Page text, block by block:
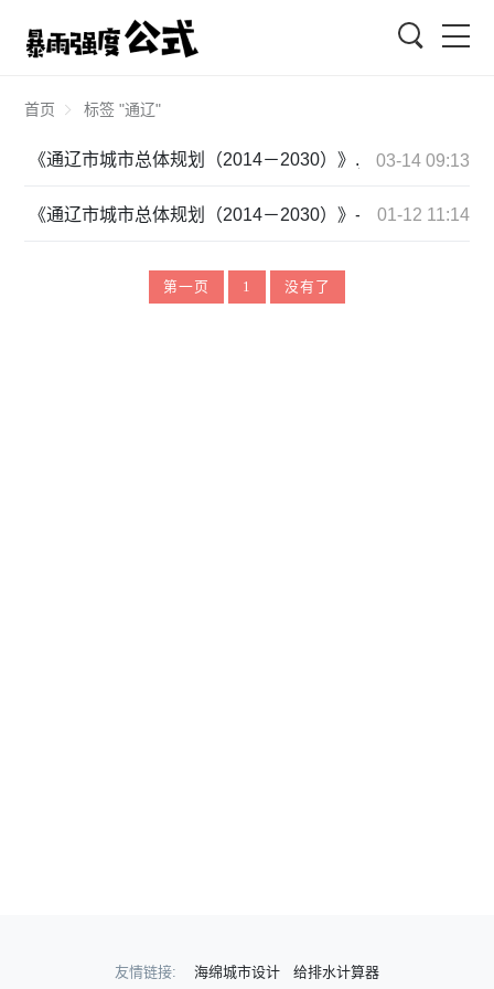
首页 标签 "通辽"
《通辽市城市总体规划（2014－2030）》.jpg03-14 09:13
《通辽市城市总体规划（2014－2030）》-通辽市政府网
01-12 11:14
第一页 1 没有了
友情链接: 海绵城市设计 给排水计算器